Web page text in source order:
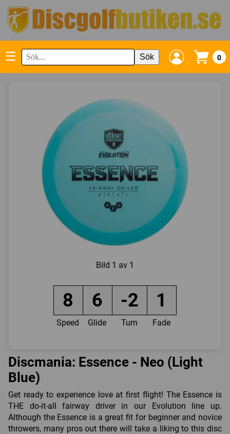
☰ Sök 0
Bild 1 av 1
8 6 -2 1
Speed Glide Turn Fade
Discmania: Essence - Neo (Light
Blue)
Get ready to experience love at first flight! The Essence is
THE do-it-all fairway driver in our Evolution line up.
Although the Essence is a great fit for beginner and novice
throwers, many pros out there will take a liking to this disc